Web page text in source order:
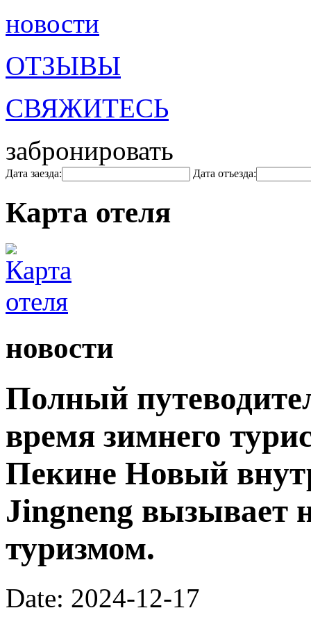
новости
ОТЗЫВЫ
СВЯЖИТЕСЬ
забронировать
Дата заезда: Дата отъезда:
Карта отеля
новости
Полный
время зимнего
Пекине Новый
Jingneng вызывает
туризмом.
Date: 2024-12-17